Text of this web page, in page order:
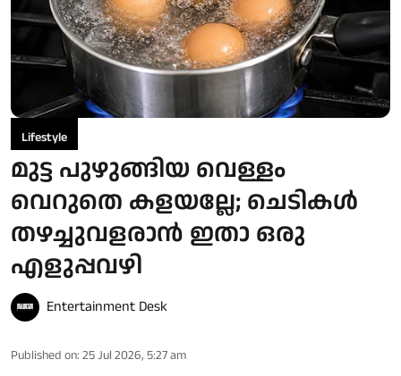
Lifestyle
മുട്ട പുഴുങ്ങിയ വെള്ളം
വെറുതെ കളയല്ലേ; ചെടികൾ
തഴച്ചുവളരാൻ ഇതാ ഒരു
എളുപ്പവഴി
Entertainment Desk
Published on: 25 Jul 2026, 5:27 am